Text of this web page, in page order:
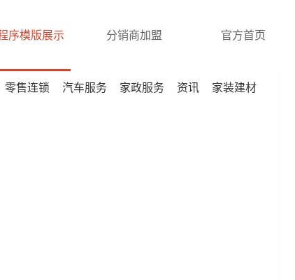
序模版展示 分销商加盟 官方首页
零售连锁 汽车服务 家政服务 资讯
家装建材